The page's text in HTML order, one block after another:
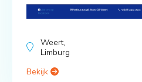
Weert,
Limburg
Bekijk